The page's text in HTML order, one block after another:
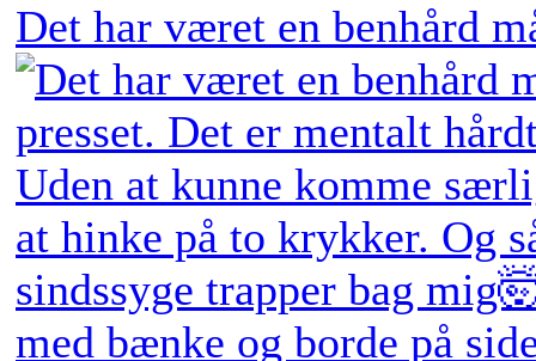
Det har været en benhård